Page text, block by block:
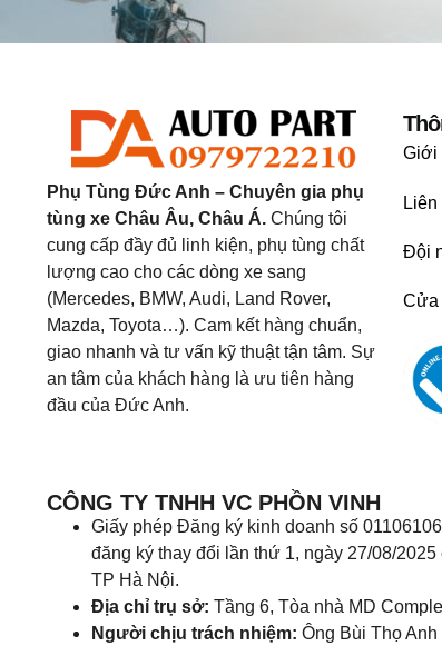
Phụ Tùng Đức Anh – Chuyên gia phụ
tùng xe Châu Âu, Châu Á. Chúng tôi
cung cấp đầy đủ linh kiện, phụ tùng chất
lượng cao cho các dòng xe sang
(Mercedes, BMW, Audi, Land Rover,
Mazda, Toyota…). Cam kết hàng chuẩn,
giao nhanh và tư vấn kỹ thuật tận tâm. Sự
an tâm của khách hàng là ưu tiên hàng
đầu của Đức Anh.
Giới
Đội
Cửa
CÔNG TY TNHH VC PHỒN VINH
Giấy phép Đăng ký kinh doanh số
đăng ký thay đổi lần thứ 1, ngày 27/08/
TP Hà Nội.
Địa chỉ trụ sở: Tầng 6, Tòa nhà MD
Người chịu trách nhiệm: Ông Bùi Thọ Anh